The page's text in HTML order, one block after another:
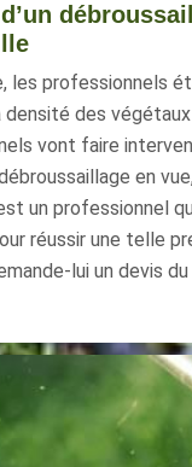
les professionnels
des
vont faire
en
un professionnel
réussir une telle
lui un devis